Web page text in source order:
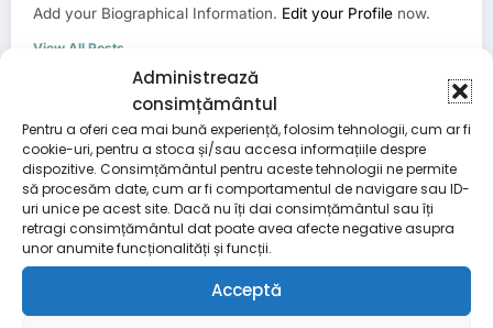
Administrează
consimțământul
Pentru a oferi cea mai bună experiență, folosim tehnologii, cum ar fi
cookie-uri, pentru a stoca și/sau accesa informațiile despre
dispozitive. Consimțământul pentru aceste tehnologii ne permite
să procesăm date, cum ar fi comportamentul de navigare sau ID-
uri unice pe acest site. Dacă nu îți dai consimțământul sau îți
retragi consimțământul dat poate avea afecte negative asupra
unor anumite funcționalități și funcții.
Acceptă
Add your Biographical Information. Edit your Profile now.
View All Posts
Articolul anterior
Compania de Apă Târgoviște Dâmbovița
anunță reluarea furnizării apei potabile
în Moreni
Articolul următor
Alexandru Iorga preia oficial mandatul